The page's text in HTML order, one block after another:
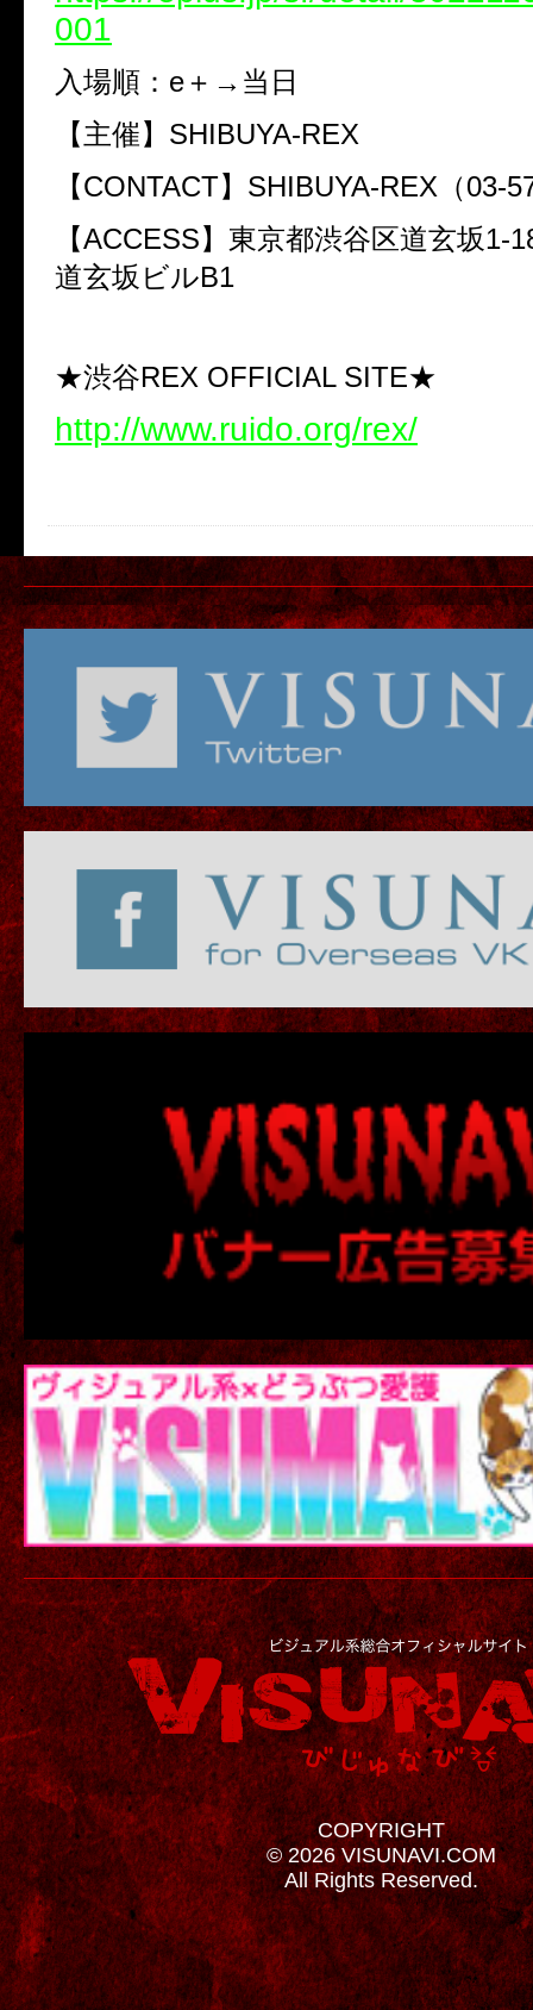
001
入場順：e＋→当日
【主催】SHIBUYA-REX
【CONTACT】SHIBUYA-REX（03-
【ACCESS】東京都渋谷区道玄坂1-
道玄坂ビルB1
★渋谷REX OFFICIAL SITE★
http://www.ruido.org/rex/
COPYRIGHT
© 2026 VISUNAVI.COM
All Rights Reserved.